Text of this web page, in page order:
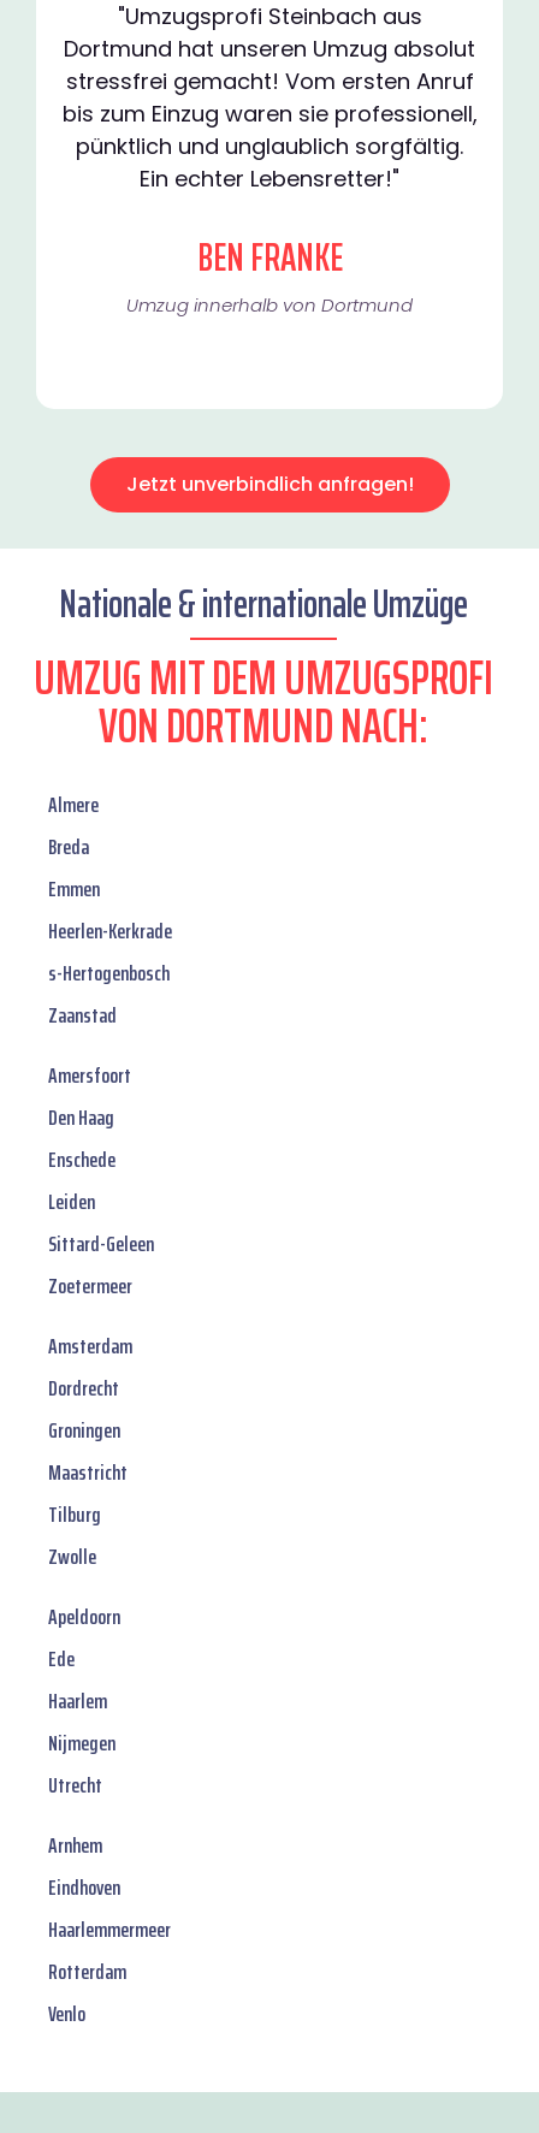
"Umzugsprofi Steinbach aus
Dortmund hat unseren Umzug absolut
stressfrei gemacht! Vom ersten Anruf
bis zum Einzug waren sie professionell,
pünktlich und unglaublich sorgfältig.
Ein echter Lebensretter!"
BEN FRANKE
Umzug innerhalb von Dortmund​
Jetzt unverbindlich anfragen!
Nationale & internationale Umzüge
UMZUG MIT DEM UMZUGSPROFI
VON DORTMUND NACH:
Almere
Breda
Emmen
Heerlen-Kerkrade
s-Hertogenbosch
Zaanstad
Amersfoort
Den Haag
Enschede
Leiden
Sittard-Geleen
Zoetermeer
Amsterdam
Dordrecht
Groningen
Maastricht
Tilburg
Zwolle
Apeldoorn
Ede
Haarlem
Nijmegen
Utrecht
Arnhem
Eindhoven
Haarlemmermeer
Rotterdam
Venlo